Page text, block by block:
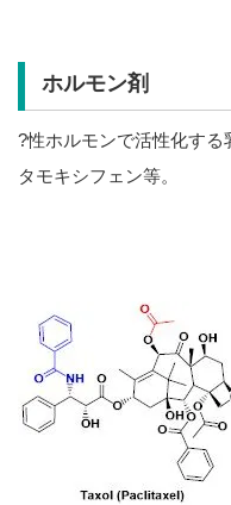
ホルモン剤
?性ホルモンで活性化す
タモキシフェン等。